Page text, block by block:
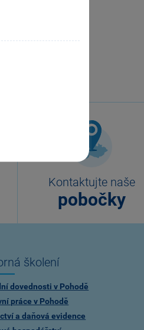
Kontaktujte naše
pobočky
školení
dovednosti v Pohodě
práce v Pohodě
a daňová evidence